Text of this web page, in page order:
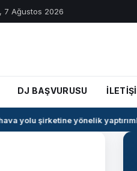
7 Ağustos 2026
DJ BAŞVURUSU
yolu şirketine yönelik